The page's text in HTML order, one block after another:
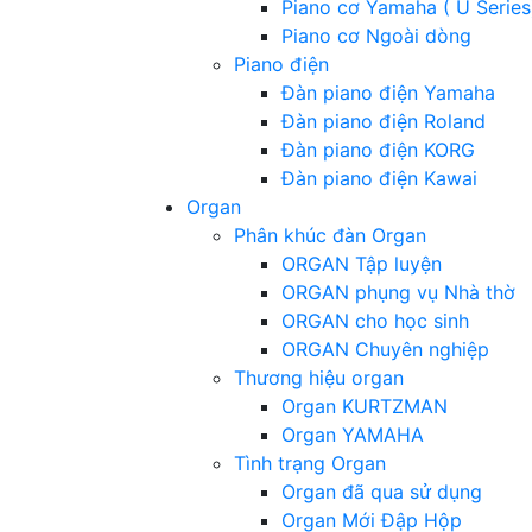
Piano cơ Yamaha ( U
Piano cơ Ngoài dòng
Piano điện
Đàn piano điện Yamaha
Đàn piano điện Roland
Đàn piano điện KORG
Đàn piano điện Kawai
Organ
Phân khúc đàn Organ
ORGAN Tập luyện
ORGAN phụng vụ Nhà thờ
ORGAN cho học sinh
ORGAN Chuyên nghiệp
Thương hiệu organ
Organ KURTZMAN
Organ YAMAHA
Tình trạng Organ
Organ đã qua sử dụng
Organ Mới Đập Hộp